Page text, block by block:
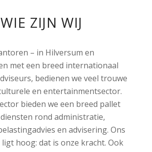
WIE ZIJN WIJ
– in Hilversum en
met een breed internationaal
bedienen we veel trouwe
en entertainmentsector.
bieden we een breed pallet
rond administratie,
en advisering. Ons
hoog: dat is onze kracht. Ook